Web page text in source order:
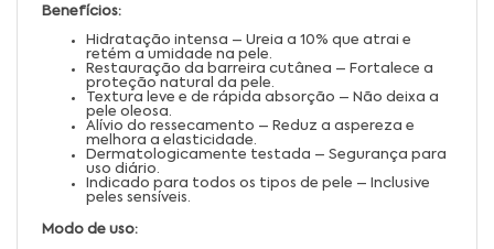
Benefícios:
Hidratação intensa – Ureia a 10% que atrai e
retém a umidade na pele.
Restauração da barreira cutânea – Fortalece a
proteção natural da pele.
Textura leve e de rápida absorção – Não deixa a
pele oleosa.
Alívio do ressecamento – Reduz a aspereza e
melhora a elasticidade.
Dermatologicamente testada – Segurança para
uso diário.
Indicado para todos os tipos de pele – Inclusive
peles sensíveis.
Modo de uso: